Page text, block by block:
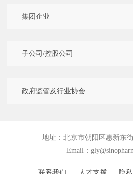
集团企业
子公司/控股公司
政府监管及行业协会
地址：北京市朝阳区惠新东
Email：